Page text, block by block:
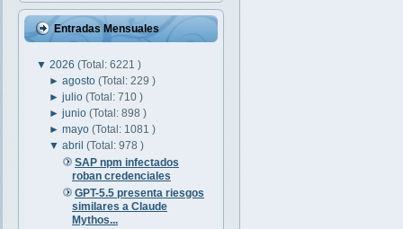
Entradas Mensuales
▼ 2026 (Total: 6221 )
►agosto(Total: 229 )
►julio(Total: 710 )
►junio(Total: 898 )
►mayo(Total: 1081 )
▼abril(Total: 978 )
SAP npm infectados
roban credenciales
GPT-5.5 presenta riesgos
similares a Claude
Mythos...